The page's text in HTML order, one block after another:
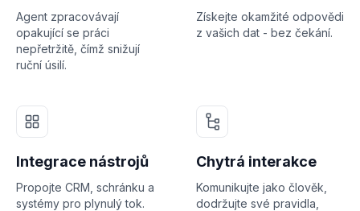
Agent zpracovávají
opakující se práci
nepřetržitě, čímž snižují
ruční úsilí.
Získejte okamžité odpovědi
z vašich dat - bez čekání.
Integrace nástrojů
Propojte CRM, schránku a
systémy pro plynulý tok.
Chytrá interakce
Komunikujte jako člověk,
dodržujte své pravidla,